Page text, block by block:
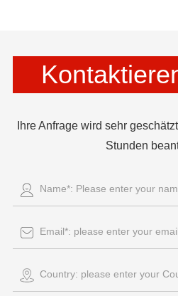
Ihre Anfrage wird sehr
Stunden